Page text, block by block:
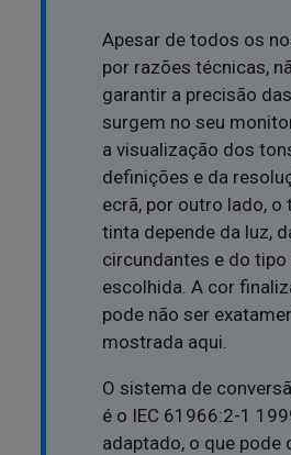
Apesar de todos os
por razões técnicas,
garantir a precisão
surgem no seu
a visualização dos
definições e da
ecrã, por outro lado, o
tinta depende da luz,
circundantes e do tipo
escolhida. A cor
pode não ser
mostrada aqui.
O sistema de
é o IEC 61966:2-1
adaptado, o que pode